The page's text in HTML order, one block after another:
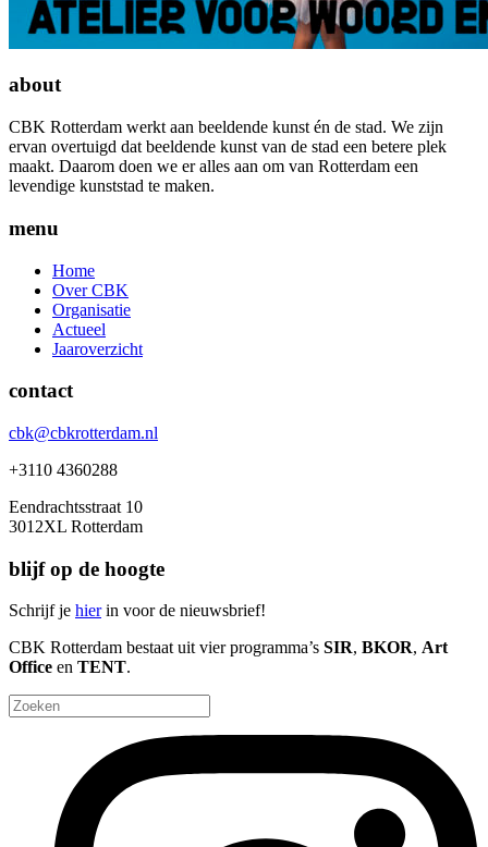
about
CBK Rotterdam werkt aan beeldende kunst én de stad. We zijn
ervan overtuigd dat beeldende kunst van de stad een betere plek
maakt. Daarom doen we er alles aan om van Rotterdam een
levendige kunststad te maken.
menu
Home
Over CBK
Organisatie
Actueel
Jaaroverzicht
contact
cbk@cbkrotterdam.nl
+3110 4360288
Eendrachtsstraat 10
3012XL Rotterdam
blijf op de hoogte
Schrijf je hierin voor de nieuwsbrief!
CBK Rotterdam bestaat uit vier programma’s SIR, BKOR, Art
Office en TENT.